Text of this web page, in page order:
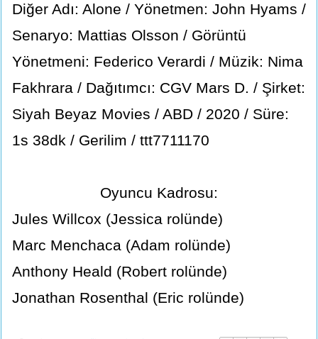
Diğer Adı: Alone / Yönetmen: John Hyams /
Senaryo: Mattias Olsson / Görüntü
Yönetmeni: Federico Verardi / Müzik: Nima
Fakhrara / Dağıtımcı: CGV Mars D. / Şirket:
Siyah Beyaz Movies / ABD / 2020 / Süre:
1s 38dk / Gerilim / ttt7711170
Oyuncu Kadrosu:
Jules Willcox (Jessica rolünde)
Marc Menchaca (Adam rolünde)
Anthony Heald (Robert rolünde)
Jonathan Rosenthal (Eric rolünde)